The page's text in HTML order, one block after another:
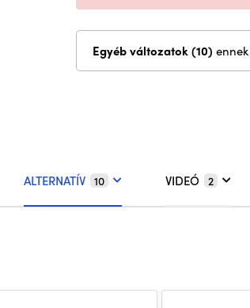
Egyéb változatok (10)
ALTERNATÍV 10 VIDEÓ 2